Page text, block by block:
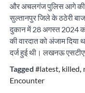
और अचलगंज पुलिस आगे की
सुल्तानपुर जिले के ठठेरी
दुकान में 28 अगस्त 2024
की वारदात को अंजाम दिया
दर्ज हुई थी। लखनऊ
Tagged #latest, killed,
Encounter